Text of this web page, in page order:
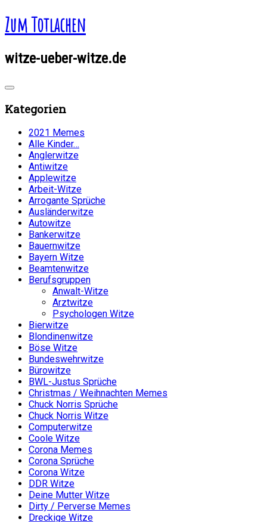
Zum Totlachen
witze-ueber-witze.de
Kategorien
2021 Memes
Alle Kinder…
Anglerwitze
Antiwitze
Applewitze
Arbeit-Witze
Arrogante Sprüche
Ausländerwitze
Autowitze
Bankerwitze
Bauernwitze
Bayern Witze
Beamtenwitze
Berufsgruppen
Anwalt-Witze
Arztwitze
Psychologen Witze
Bierwitze
Blondinenwitze
Böse Witze
Bundeswehrwitze
Bürowitze
BWL-Justus Sprüche
Christmas / Weihnachten Memes
Chuck Norris Sprüche
Chuck Norris Witze
Computerwitze
Coole Witze
Corona Memes
Corona Sprüche
Corona Witze
DDR Witze
Deine Mutter Witze
Dirty / Perverse Memes
Dreckige Witze